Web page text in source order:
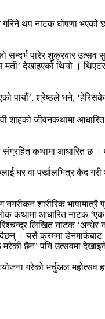
गरिने थप नाटक घोषणा
सन्दर्भ पारेर शुक्रबार
मती’ देखाइएको थियो
श्रेष्ठले भने,
शाहको जीवनकथामा
कथामा आधारित छ
घर वा पर्खालभित्र कैद
शारीरिक
आधारित नाटक ‘एक
लिखित नाटक ‘अन्धेर
। यसै क्रममा
मरेकी छैन’ पनि उत्सवमा
गरेको भर्चुअल